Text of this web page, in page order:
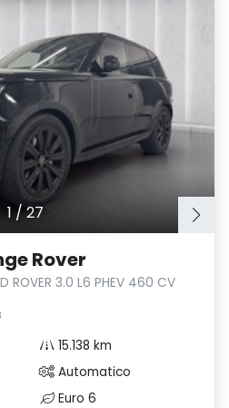
1/27
Rover
ROVER 3.0 L6 PHEV 460 CV
15.138 km
Automatico
Euro 6